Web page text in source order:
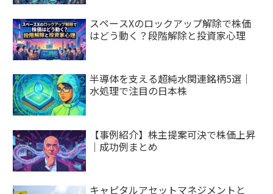
スペースXのロックアップ解除で株価
はどう動く？段階解除と投資家心理
半導体を支える超純水関連銘柄5選｜
水処理で注目の日本株
【事例紹介】株主提案可決で株価上昇
｜成功例まとめ
キャピタルアセットマネジメントと